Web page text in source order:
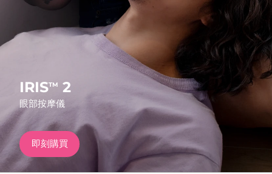
IRISTM 2
眼部按摩儀
即刻購買
特別優惠 暢銷產品
紅光療法
預計送達日期 8/10/26
預計送達日期8/13/26
預計送達日期 8/10/26
德國 預計送達日期
加拿大 預計送達日期8/14/26